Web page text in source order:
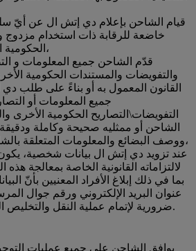
قيام الشاحن بإعلام دي إتش ال عن أيّ
خاضعة للرقابة ذات استخدام
الحكومية الواردة في الشحنة،
قدّم الشاحن جميع المعلومات و
والتفويضات والمستندات الحكومية
القانون المعمول به أو بناءً على طلب
جميع المعلومات أو
التفويضات\التصاريح الحكومية الأخرى
الشاحن أو ممثليه صحيحة وكاملة
ووصف البضائع والمعلومات المتعلقة بالشاحن والمرسل إليه،
عند تزويد دي إتش ال بيانات شخصية،
لالتزاماته القانونية الخاصة بمعالجة هذه
بما في ذلك إبلاغ الأفراد المعنيين بأنّ
عنوان البريد الإلكتروني ورقم جوال
ضرورية لإتمام عملية النقل والتخليص الجمركي والتوصيل.
يوافق الشاحن على جميع عمليات